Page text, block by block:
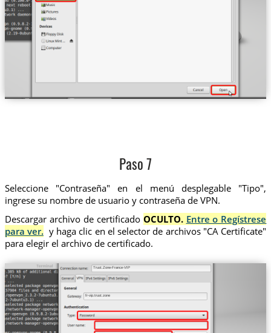
Paso 7
Seleccione "Contraseña" en el menú desplegable "Tipo",
ingrese su nombre de usuario y contraseña de VPN.
Descargar archivo de certificado OCULTO. Entre o Regístrese
para ver. y haga clic en el selector de archivos "CA Certificate"
para elegir el archivo de certificado.
Trust.Zone-France-VIP
fr-vip.trust.zone